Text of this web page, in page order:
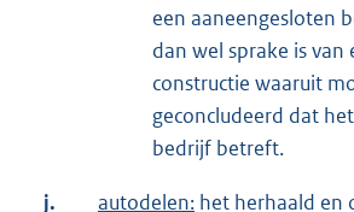
een aaneengesloten
dan wel sprake is van
constructie waaruit
geconcludeerd dat
bedrijf betreft.
j. autodelen: het herhaald en